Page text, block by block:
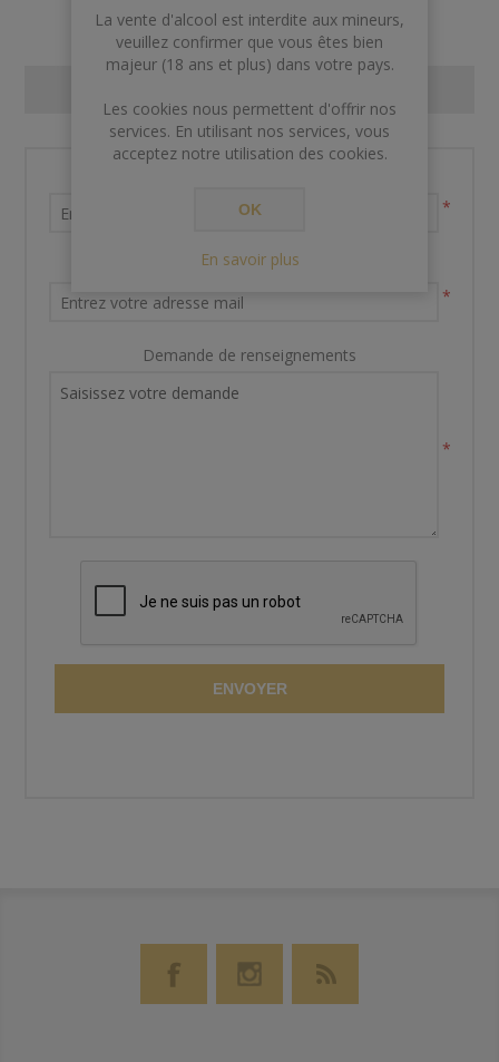
*
Votre adresse email
*
Demande de renseignements
*
ENVOYER
La vente d'alcool est interdite aux mineurs,
veuillez confirmer que vous êtes bien
majeur (18 ans et plus) dans votre pays.
Les cookies nous permettent d'offrir nos
services. En utilisant nos services, vous
acceptez notre utilisation des cookies.
OK
En savoir plus